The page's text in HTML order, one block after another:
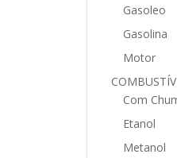
Gasoleo
Gasolina
Motor
Com
Etanol
Metanol